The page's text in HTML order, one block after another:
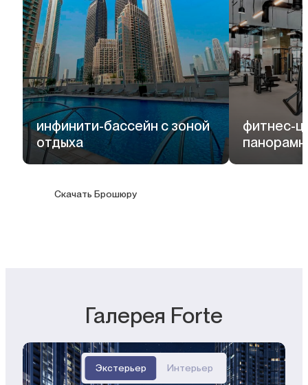
инфинити-бассейн с зоной
отдыха
фитнес-
Скачать Брошюру
Галерея Forte
Экстерьер Интерьер